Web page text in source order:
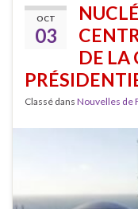
OCT
03
DE LA
Classé dans Nouvelles de